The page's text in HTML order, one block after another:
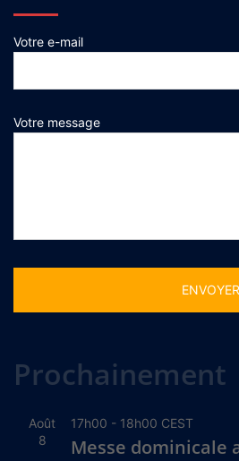
Votre e-mail
Votre message
Prochainement
Août
8
17h00 - 18h00 CEST
Messe dominicale